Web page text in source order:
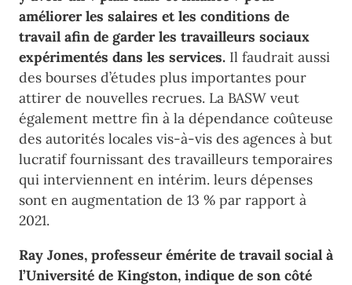
améliorer les salaires et les conditions de
travail afin de garder les travailleurs sociaux
expérimentés dans les services. Il faudrait aussi
des bourses d’études plus importantes pour
attirer de nouvelles recrues. La BASW veut
également mettre fin à la dépendance coûteuse
des autorités locales vis-à-vis des agences à but
lucratif fournissant des travailleurs temporaires
qui interviennent en intérim. leurs dépenses
sont en augmentation de 13 % par rapport à
2021.
Ray Jones, professeur émérite de travail social à
l’Université de Kingston, indique de son côté